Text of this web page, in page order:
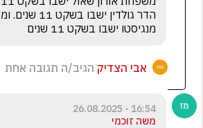
מנגיסטו ישבו בשקט 11 שנים
אבי הצדיק הגיב/ה תגובה אחת
16:54 - 26.08.2025
משה זוכמי